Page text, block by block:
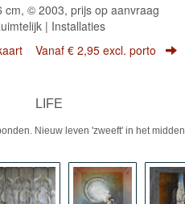
cm, © 2003, prijs op aanvraag
| Installaties
Vanaf € 2,95 excl. porto
LIFE
Nieuw leven 'zweeft' in het midden